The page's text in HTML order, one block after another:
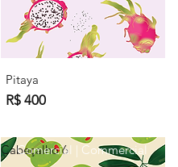
Pitaya
R$ 400
Cabeçalho 6
Comercial | Commercial